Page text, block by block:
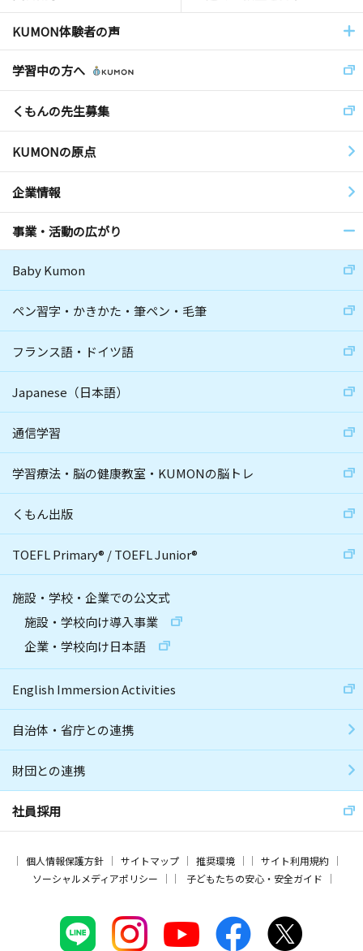
KUMON体験者の声
学習中の方へ
くもんの先生募集
KUMONの原点
企業情報
事業・活動の広がり
Baby Kumon
ペン習字・かきかた・筆ペン・毛筆
フランス語・ドイツ語
Japanese（日本語）
通信学習
学習療法・脳の健康教室・KUMONの脳トレ
くもん出版
TOEFL Primary® /TOEFL Junior®
施設・学校・企業での公文式
施設・学校向け導入事業
企業・学校向け日本語
English Immersion Activities
自治体・省庁との連携
財団との連携
社員採用
個人情報保護方針 サイトマップ 推奨環境
サイト利用規約
ソーシャルメディアポリシー
子どもたちの安心・安全ガイド